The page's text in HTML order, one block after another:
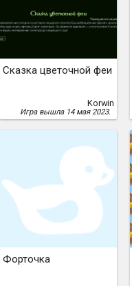
Сказка цветочной феи
Korwin
Игра вышла 14 мая 2023.
Форточка